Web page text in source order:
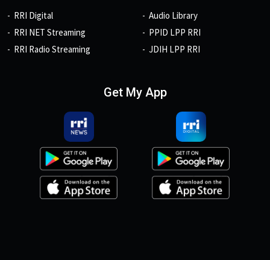
RRI Digital
RRI NET Streaming
RRI Radio Streaming
Audio Library
PPID LPP RRI
JDIH LPP RRI
Get My App